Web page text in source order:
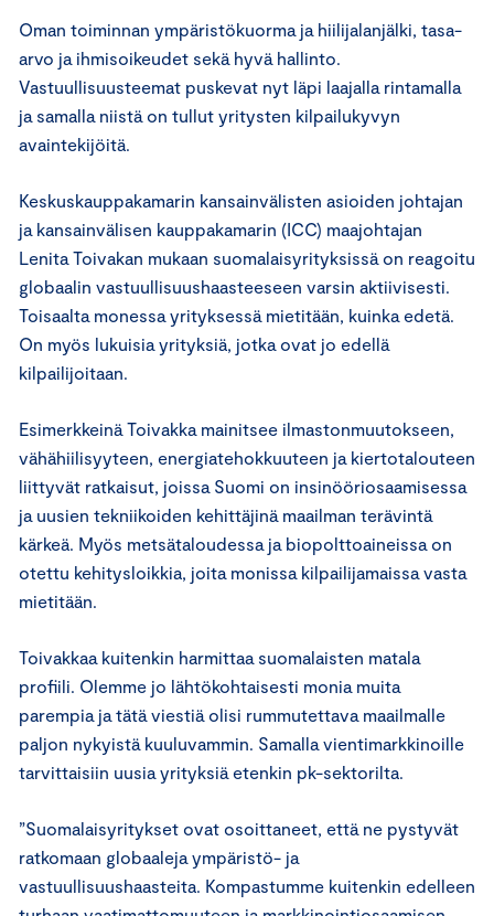
Oman toiminnan ympäristökuorma ja hiilijalanjälki, tasa-
arvo ja ihmisoikeudet sekä hyvä hallinto.
Vastuullisuusteemat puskevat nyt läpi laajalla rintamalla
ja samalla niistä on tullut yritysten kilpailukyvyn
avaintekijöitä.
Keskuskauppakamarin kansainvälisten asioiden johtajan
ja kansainvälisen kauppakamarin (ICC) maajohtajan
Lenita Toivakan mukaan suomalaisyrityksissä on reagoitu
globaalin vastuullisuushaasteeseen varsin aktiivisesti.
Toisaalta monessa yrityksessä mietitään, kuinka edetä.
On myös lukuisia yrityksiä, jotka ovat jo edellä
kilpailijoitaan.
Esimerkkeinä Toivakka mainitsee ilmastonmuutokseen,
vähähiilisyyteen, energiatehokkuuteen ja kiertotalouteen
liittyvät ratkaisut, joissa Suomi on insinööriosaamisessa
ja uusien tekniikoiden kehittäjinä maailman terävintä
kärkeä. Myös metsätaloudessa ja biopolttoaineissa on
otettu kehitysloikkia, joita monissa kilpailijamaissa vasta
mietitään.
Toivakkaa kuitenkin harmittaa suomalaisten matala
profiili. Olemme jo lähtökohtaisesti monia muita
parempia ja tätä viestiä olisi rummutettava maailmalle
paljon nykyistä kuuluvammin. Samalla vientimarkkinoille
tarvittaisiin uusia yrityksiä etenkin pk-sektorilta.
”Suomalaisyritykset ovat osoittaneet, että ne pystyvät
ratkomaan globaaleja ympäristö- ja
vastuullisuushaasteita. Kompastumme kuitenkin edelleen